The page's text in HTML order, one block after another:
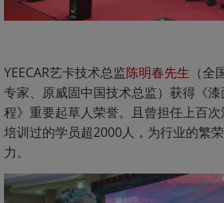
YEECAR艺卡技术总监陈明春先生
（
专家、原威固中国技术总监）获得《
程》重要起草人荣誉。且曾担任上百次
培训过的学员超2000人，为行业的繁
力。